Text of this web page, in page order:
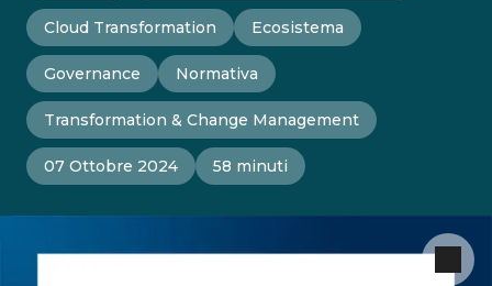
Cloud Transformation Ecosistema
Governance Normativa
Transformation & Change Management
07 Ottobre 2024 58 minuti